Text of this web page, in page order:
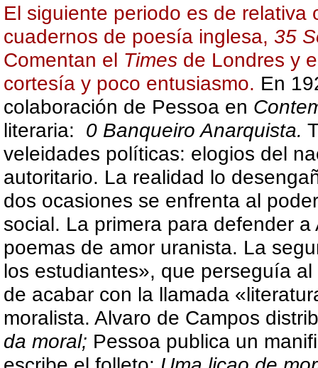
El siguiente periodo es de
cuadernos de poesía inglesa, 35
Comentan el Times de Londres y
cortesía y poco entusiasmo. En
colaboración de Pessoa en
literaria: 0 Banqueiro Anarquista.
veleidades políticas: elogios del
autoritario. La realidad lo
dos ocasiones se enfrenta al
social. La primera para defender
poemas de amor uranista. La
los estudiantes», que perseguía
de acabar con la llamada
moralista. Alvaro de Campos
da moral; Pessoa publica un